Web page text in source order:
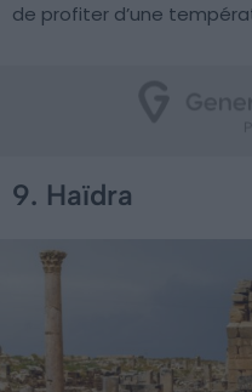
de profiter d’une
9. Haïdra